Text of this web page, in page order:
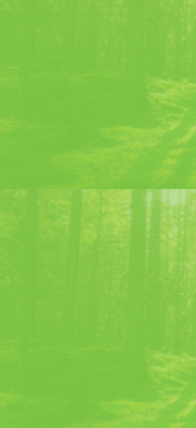
1,5 cl de Falernum, 4
Vierta esta mezcla
Decora con una hoja